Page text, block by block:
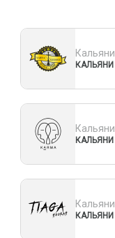
Кальяни
КАЛЬЯНИ
Кальяни
КАЛЬЯНИ
Кальяни
КАЛЬЯНИ